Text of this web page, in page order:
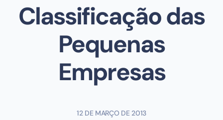
Classificação das
Pequenas
Empresas
12 DE MARÇO DE 2013